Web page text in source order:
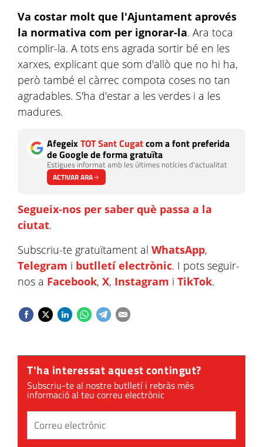
Va costar molt que l'Ajuntament aprovés
la normativa com per ignorar-la. Ara toca
complir-la. A tots ens agrada sortir bé en les
xarxes, explicant que som d'allò que no hi ha,
però també el càrrec compota coses no tan
agradables. S'ha d'estar a les verdes i a les
madures.
AfegeixTOT Sant Cugatcom a font preferida
de Google de forma gratuïta
Estigues informat amb les últimes notícies d'actualitat
ACTIVAR ARA
Segueix-nos per saber què passa a la
ciutat.
Subscriu-te gratuïtament al WhatsApp,
Telegram i butlletí electrònic. I pots seguir-
nos a Facebook, X, Instagram i TikTok.
T'ha interessat aquest contingut?
Subscriu-te al nostre butlletí i rebràs més
informació al teu correu electrònic